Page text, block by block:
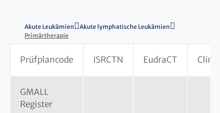
Akute Leukämien
Akute lymphatische Leukämien
Primärtherapie
Prüfplancode ISRCTN EudraCT
GMALL
Register